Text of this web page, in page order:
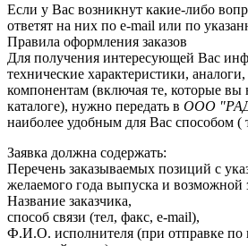
Если у Вас возникнут какие-либо
ответят на них по e-mail или по
Правила оформления заказов
Для получения интересующей Вас
технические характеристики,
компонентам (включая те, которые
каталоге), нужно передать в ООО
наиболее удобным для Вас способом (
Заявка должна содержать:
Перечень заказываемых позиций с
желаемого года выпуска и возможной
Название заказчика,
способ связи (тел, факс, e-mail),
Ф.И.О. исполнителя (при отправке по